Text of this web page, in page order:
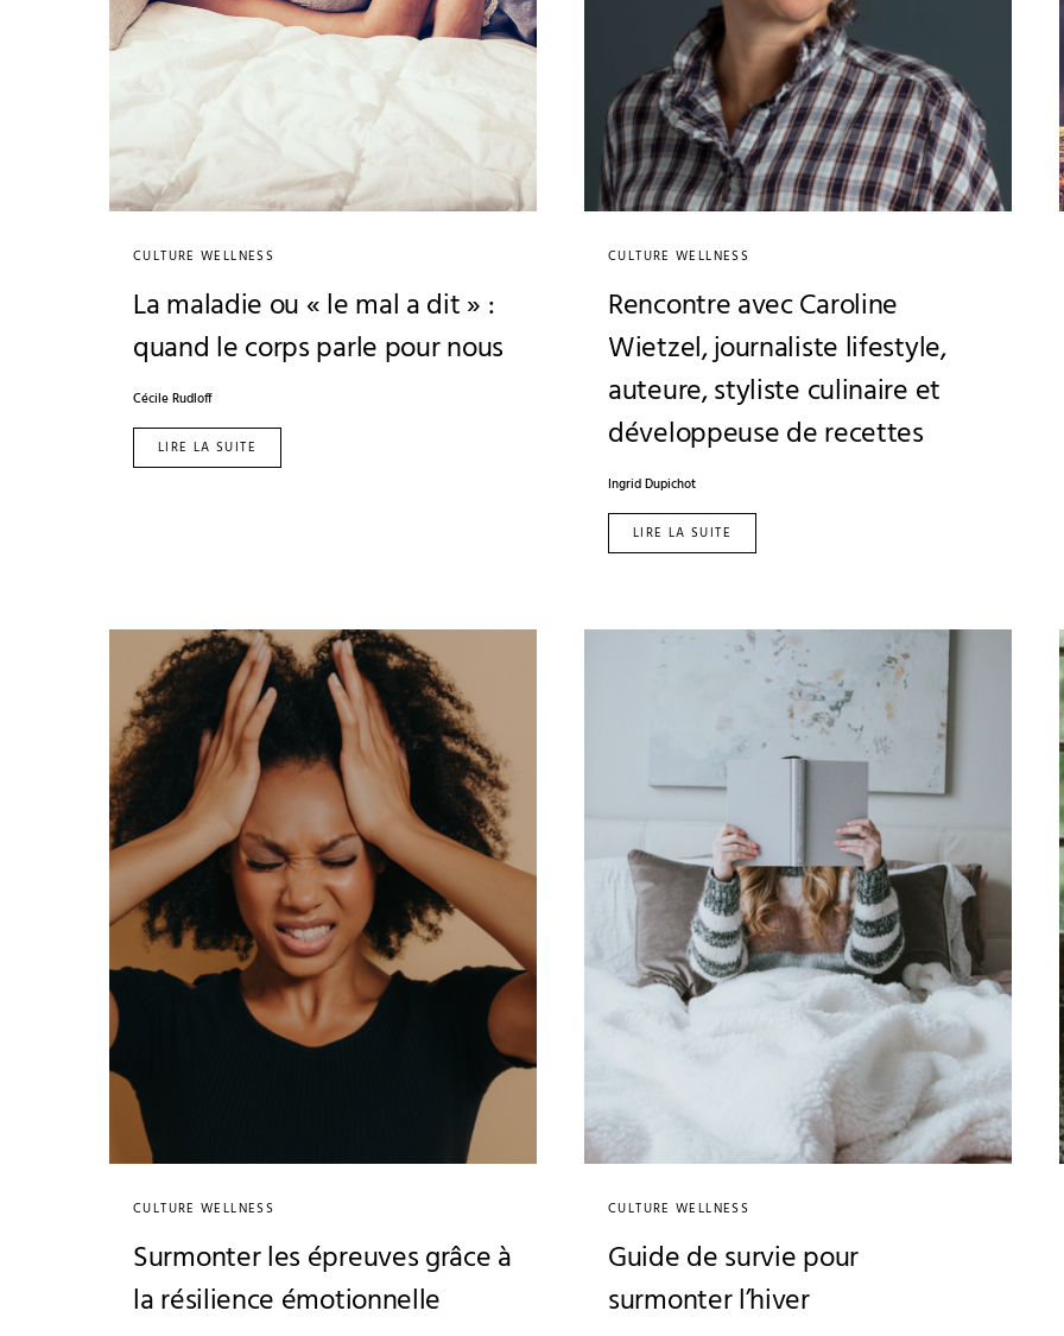
CULTURE WELLNESS
La maladie ou « le mal a dit » :
quand le corps parle pour nous
Cécile Rudloff
LIRE LA SUITE
CULTURE WELLNESS
Rencontre avec Caroline
Wietzel, journaliste lifestyle,
auteure, styliste culinaire et
développeuse de recettes
Ingrid Dupichot
LIRE LA SUITE
CULTURE WELLNESS
Surmonter les épreuves grâce à
la résilience émotionnelle
CULTURE WELLNESS
Guide de survie pour
surmonter l’hiver